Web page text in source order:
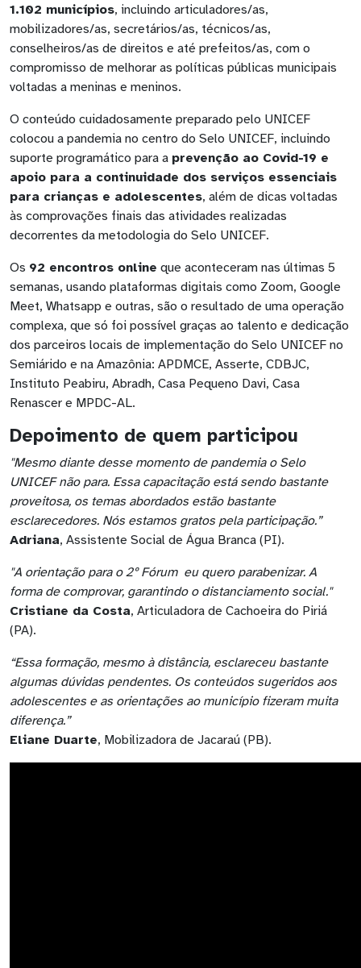
1.102 municípios, incluindo articuladores/as,
mobilizadores/as, secretários/as, técnicos/as,
conselheiros/as de direitos e até prefeitos/as, com o
compromisso de melhorar as políticas públicas municipais
voltadas a meninas e meninos.
O conteúdo cuidadosamente preparado pelo UNICEF
colocou a pandemia no centro do Selo UNICEF, incluindo
suporte programático para a prevenção ao Covid-19 e
apoio para a continuidade dos serviços essenciais
para crianças e adolescentes, além de dicas voltadas
às comprovações finais das atividades realizadas
decorrentes da metodologia do Selo UNICEF.
Os 92 encontros online que aconteceram nas últimas 5
semanas, usando plataformas digitais como Zoom, Google
Meet, Whatsapp e outras, são o resultado de uma operação
complexa, que só foi possível graças ao talento e dedicação
dos parceiros locais de implementação do Selo UNICEF no
Semiárido e na Amazônia: APDMCE, Asserte, CDBJC,
Instituto Peabiru, Abradh, Casa Pequeno Davi, Casa
Renascer e MPDC-AL.
Depoimento de quem participou
"Mesmo diante desse momento de pandemia o Selo
UNICEF não para. Essa capacitação está sendo bastante
proveitosa, os temas abordados estão bastante
esclarecedores. Nós estamos gratos pela participação.”
Adriana, Assistente Social de Água Branca (PI).
"A orientação para o 2º Fórum eu quero parabenizar. A
forma de comprovar, garantindo o distanciamento social."
Cristiane da Costa, Articuladora de Cachoeira do Piriá
(PA).
“Essa formação, mesmo à distância, esclareceu bastante
algumas dúvidas pendentes. Os conteúdos sugeridos aos
adolescentes e as orientações ao município fizeram muita
diferença.”
Eliane Duarte, Mobilizadora de Jacaraú (PB).